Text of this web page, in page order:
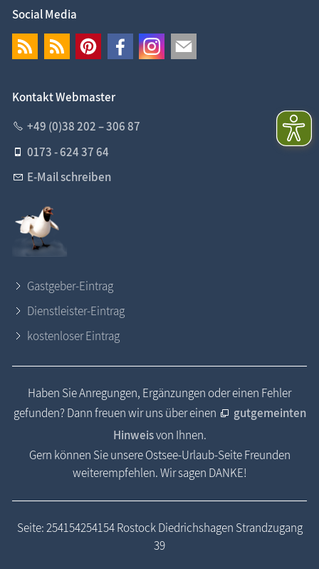
Social Media
Kontakt Webmaster
+49 (0)38 202 – 306 87
0173 - 624 37 64
E-Mail schreiben
Gastgeber-Eintrag
Dienstleister-Eintrag
kostenloser Eintrag
Haben Sie Anregungen, Ergänzungen oder einen Fehler
gefunden? Dann freuen wir uns über einen
gutgemeinten
Hinweisvon Ihnen.
Gern können Sie unsere Ostsee-Urlaub-Seite Freunden
weiterempfehlen. Wir sagen DANKE!
Seite: 254154254154 Rostock Diedrichshagen Strandzugang
39